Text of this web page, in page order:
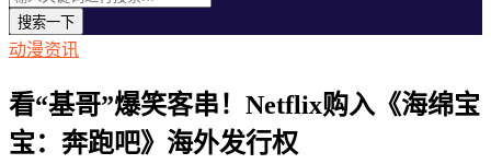
搜索一下
动漫资讯
看“基哥”爆笑客串！Netflix购入《海绵宝
宝：奔跑吧》海外发行权